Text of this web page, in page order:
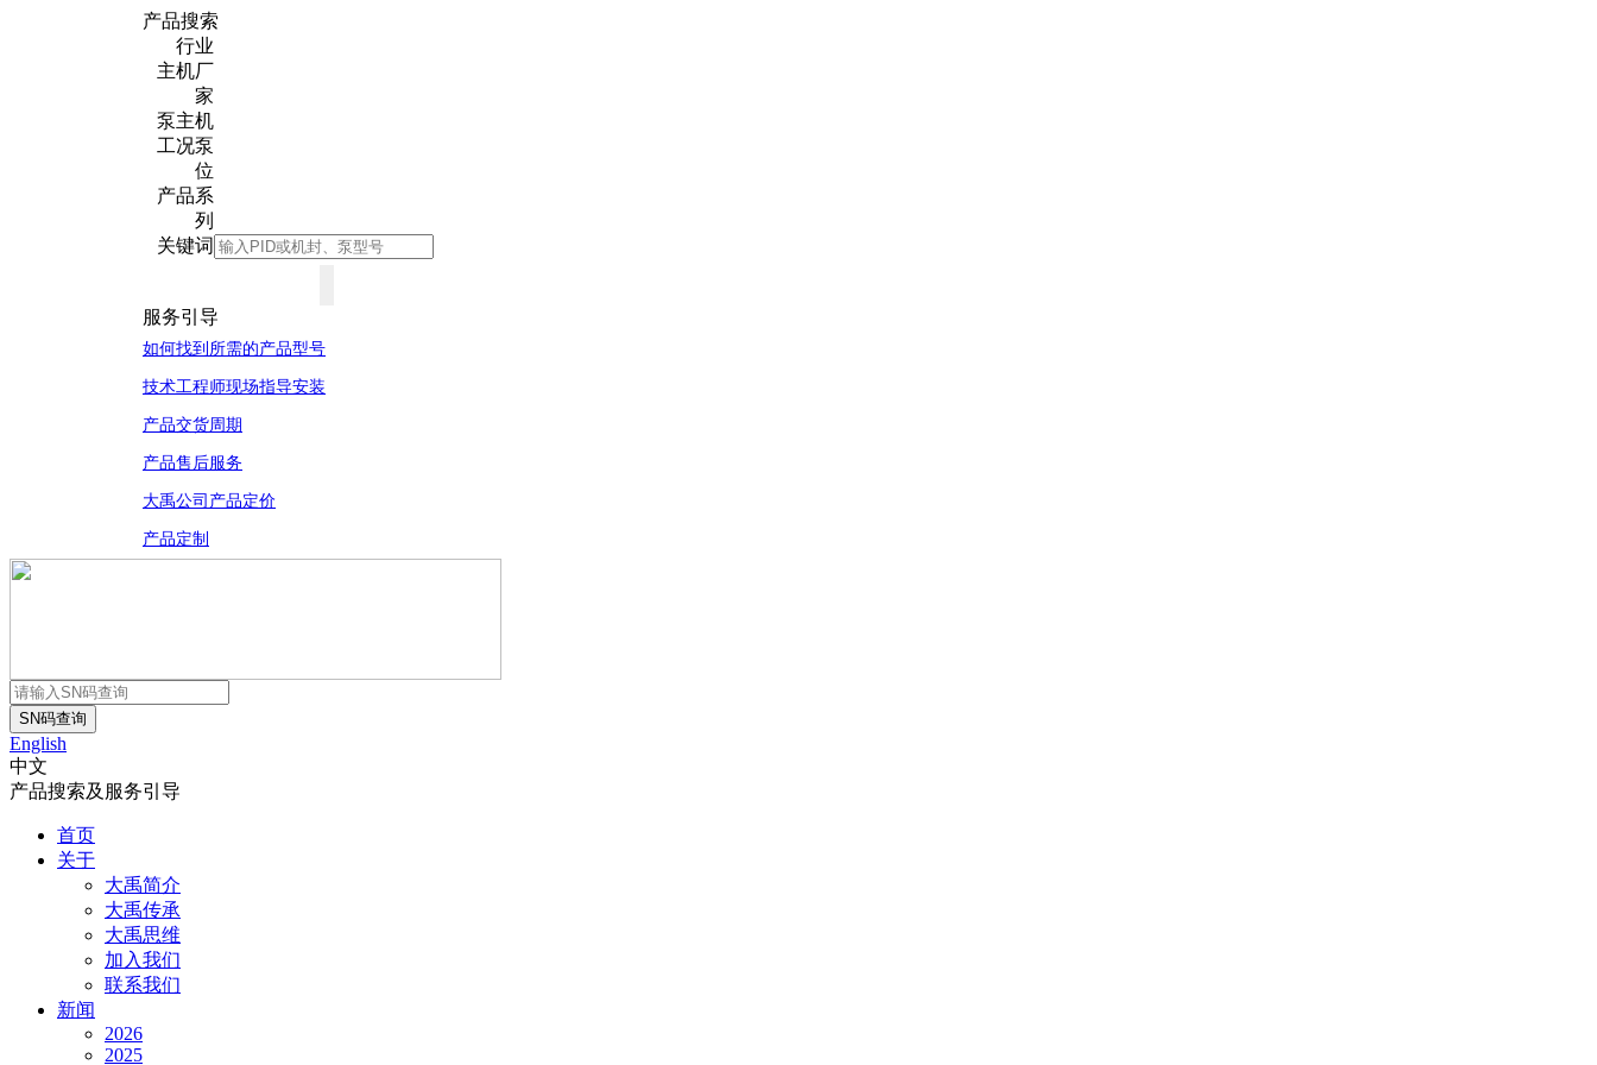
产品搜索
行业
主机厂
家
泵主机
工况泵
位
产品系
列
关键词
服务引导
如何找到所需的产品型号
技术工程师现场指导安装
产品交货周期
产品售后服务
大禹公司产品定价
产品定制
English
中文
产品搜索及服务引导
首页
关于
大禹简介
大禹传承
大禹思维
加入我们
联系我们
新闻
2026
2025